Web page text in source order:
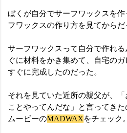
ぼくが自分でサーフワックスを
フワックスの作り方を見てからだ
サーフワックスって自分で作れ
ぐに材料をかき集めて、自宅のガ
すぐに完成したのだった。
それを見ていた近所の親父が、「
ことやってんだな」と言ってき
ムービーのMADWAXをチェック。